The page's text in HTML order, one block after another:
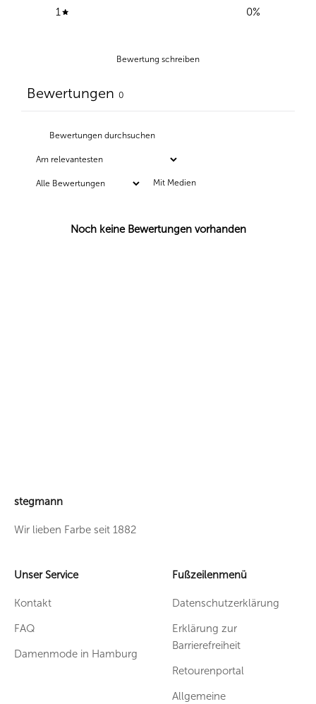
1
0%
Bewertung schreiben
Bewertungen 0
Mit Medien
Noch keine Bewertungen vorhanden
stegmann
Wir lieben Farbe seit 1882
Unser Service
Kontakt
FAQ
Damenmode in Hamburg
Fußzeilenmenü
Datenschutzerklärung
Erklärung zur
Barrierefreiheit
Retourenportal
Allgemeine